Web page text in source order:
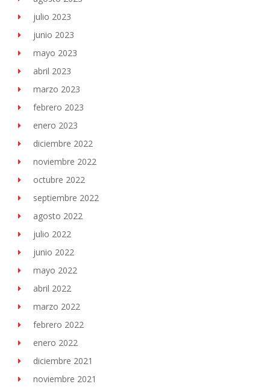
julio 2023
junio 2023
mayo 2023
abril 2023
marzo 2023
febrero 2023
enero 2023
diciembre 2022
noviembre 2022
octubre 2022
septiembre 2022
agosto 2022
julio 2022
junio 2022
mayo 2022
abril 2022
marzo 2022
febrero 2022
enero 2022
diciembre 2021
noviembre 2021